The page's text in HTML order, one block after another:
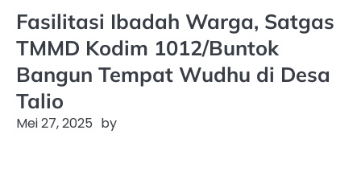
Fasilitasi Ibadah Warga, Satgas
TMMD Kodim 1012/Buntok
Bangun Tempat Wudhu di Desa
Talio
Mei 27, 2025 by